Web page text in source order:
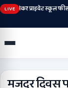
LIVE
लेकर प्राइवेट स्कूल फीस